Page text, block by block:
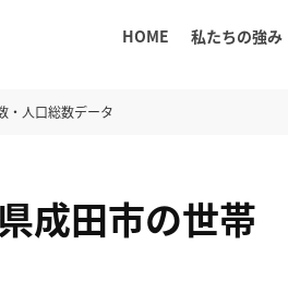
HOME 私たちの強み
・人口総数データ
成田市の世帯